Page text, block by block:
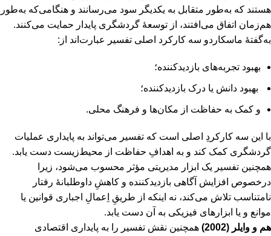
هستند که به‌طور متقابل به یکدیگر سود می‌رسانند و هنگامی‌که به‌طور
هم‌زمان اتفاق می‌افتند، از توسعۀ گردشگری پایدار حمایت می‌کنند.
به‌گفتۀ ماسکاردو سه کارکرد اصلی تفسیر عبارت‌اند از:
بهبود تجربه‌های بازدیدکننده؛
بهبود دانش یا درک بازدیدکننده؛
و کمک به حفاظت از مکان‌ها و فرهنگ محلی.
با این سه کارکردِ اصلی است که تفسیر می‌تواند به پایداری عملیات
گردشگری کمک کند و به اهدافِ حفاظت از محیط‌زیست دست یابد.
همچنین تفسیر یک ابزار مدیریتی مؤثر محسوب می‌شود، زیرا
درخصوص افزایش آگاهی بازدیدکننده و کاهشِ داوطلبانۀ رفتار
نامتناسب تلاش می‌کند، نه اینکه از طریقِ اِعمالِ اجباری قوانین یا
موانع و یا ابزارهای فیزیکی به آن دست یابد.
هم و وایلر (2002)
همچنین نقش تفسیر را به پایداری اقتصادی